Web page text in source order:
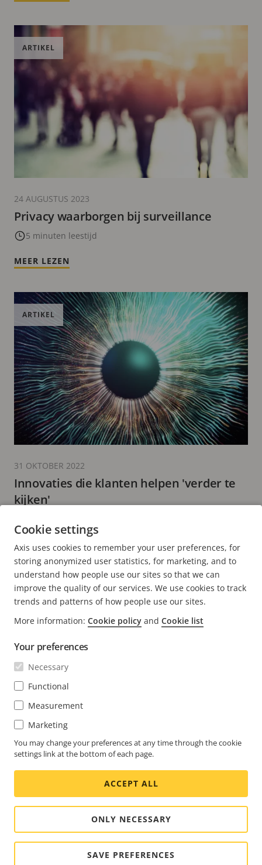
Privacy waarborgen bij surveillance
5 minuten leestijd
ARTIKEL
24 AUGUSTUS 2023
MEER LEZEN
Innovaties die klanten helpen 'verder te
kijken'
ARTIKEL
31 OKTOBER 2022
MEER LEZEN
FOOTER
CONTACT
Neem contact met ons op
Experience Center
NIEUWS EN VERHALEN
Klantverhalen
Life at Axis
Engineering at Axis
ABONNEREN
Abonneren op de nieuwsbrief
Abonneer u op e-mails met beveiligingsmeldingen van
Axis
NETHERLANDS / NEDERLANDS NEWSROOM
Social
Media
Menu
Facebook
Linkedin
Youtube
X
(Twitter)
Instagram
Cookie settings Colofon
© 2026 Axis Communications AB. Alle rechten
Cookie settings
Axis uses cookies to remember your user preferences, for
storing anonymized user statistics, for marketing, and to
understand how people use our sites so that we can
improve the quality of our services. We use cookies to track
trends and patterns of how people use our sites.
More information: Cookie policy and Cookie list
Your preferences
Necessary
Functional
Measurement
Marketing
You may change your preferences at any time through the cookie
settings link at the bottom of each page.
ACCEPT ALL
ONLY NECESSARY
SAVE PREFERENCES